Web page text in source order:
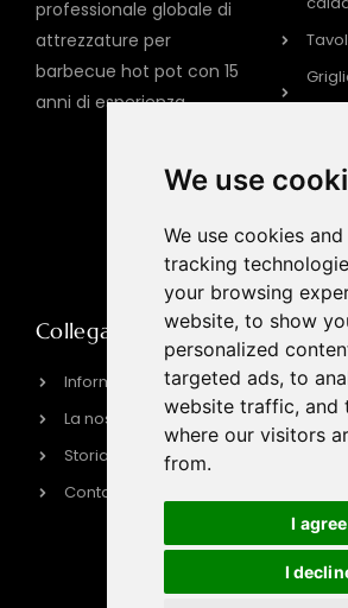
We use
We use cookies
tracking
your browsing
website, to show
personalized
targeted ads, to
website traffic, and
where our visitors
from.
I agree
I
professionale globale di
attrezzature per
barbecue hot pot con 15
anni di esperienza
gas
Collegamento rapido
Informazioni su HPOTT
La nostra fabbrica
Storia del marchio
Contattaci
+86